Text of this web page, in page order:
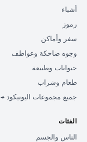
أشياء
رموز
سفر وأماكن
وجوه ضاحكة وعواطف
حيوانات وطبيعة
طعام وشراب
جميع مجموعات اليونيكود →
الفئات
الناس والجسم